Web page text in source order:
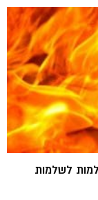
לשלמות